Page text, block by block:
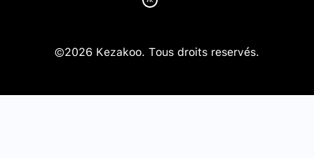
©2026 Kezakoo. Tous droits reservés.